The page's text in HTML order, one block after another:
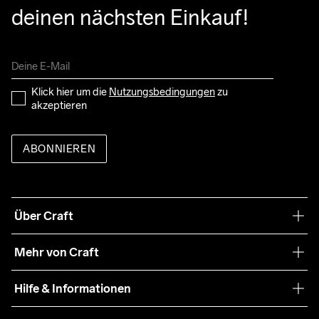
deinen nächsten Einkauf!
Klick hier um die Nutzungsbedingungen zu
akzeptieren
ABONNIEREN
Über Craft
Nachhaltigkeit
Mehr von Craft
Teamwear
Hilfe & Informationen